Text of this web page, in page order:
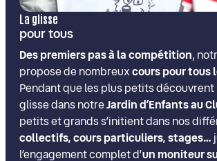
La glisse
pour tous
Des premiers pas à la compétition,
propose de nombreuxcours pour tous
Pendant que les plus petits découvrent
glisse dans notreJardin d’Enfants au
petits et grands s’initient dans nos
collectifs, cours particuliers, stages…
l’engagement complet d’un moniteur